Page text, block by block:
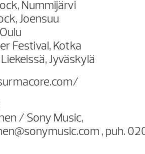
Nummijärvi
Joensuu
Festival, Kotka
Jyväskylä
/ Sony Music,
, puh.